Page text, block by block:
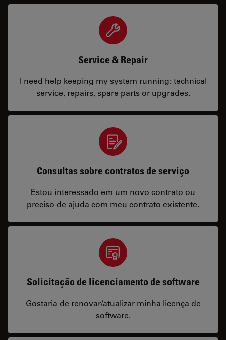
Service & Repair
I need help keeping my system running: technical
service, repairs, spare parts or upgrades.
Consultas sobre contratos de serviço
Estou interessado em um novo contrato ou
preciso de ajuda com meu contrato existente.
Solicitação de licenciamento de software
Gostaria de renovar/atualizar minha licença de
software.